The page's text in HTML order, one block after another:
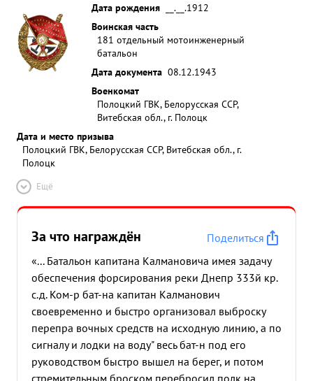
Дата рождения
__.__.1912
Воинская часть
181 отдельный мотоинженерный
батальон
Дата документа 08.12.1943
Военкомат
Полоцкий ГВК, Белорусская ССР,
Витебская обл., г. Полоцк
Дата и место призыва
Полоцкий ГВК, Белорусская ССР, Витебская обл., г.
Полоцк
Ещё
За что награждён
Поделиться
«... Батальон капитана Калмановича имея задачу
обеспечения форсирования реки Днепр 333й кр.
с.д. Ком-р бат-на капитан Калманович
своевременно и быстро организовал выброску
перепра вочных средств на исходную линию, а по
сигналу и лодки на воду" весь бат-н под его
руководством быстро вышел на берег, и потом
стремительным броском перебросил полк на